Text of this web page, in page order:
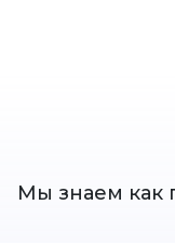
Мы знаем как